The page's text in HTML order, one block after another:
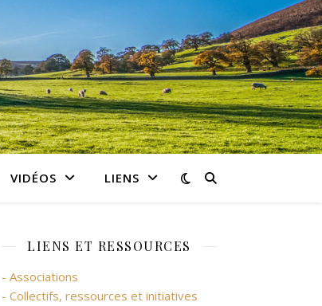
VIDÉOS LIENS
LIENS ET RESSOURCES
- Associations
- Collectifs, ressources et initiatives